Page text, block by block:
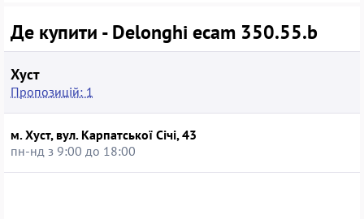
блок, автоматичні програми промивання й видалення
накипу, а також сумісність із фільтрами для води полегшують
догляд і допомагають зберігати стабільний смак напоїв.
Чорний корпус зі стриманим дизайном пасує до сучасних
кухонь, а придбання моделі б/в за умови сервісної
перевірки та гарантії від продавця дає можливість отримати
основних можливостей.
Де купити - Delonghi ecam 350.55.b
Хуст
Пропозицій: 1
м. Хуст, вул. Карпатської Січі, 43
пн-нд з 9:00 до 18:00